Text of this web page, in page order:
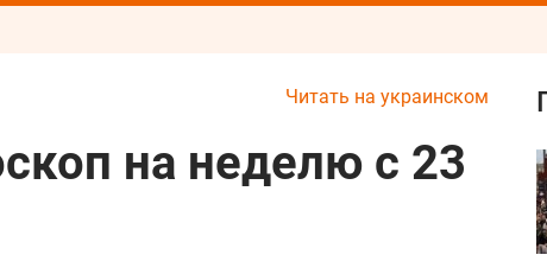
Читать на украинском
на неделю с 23